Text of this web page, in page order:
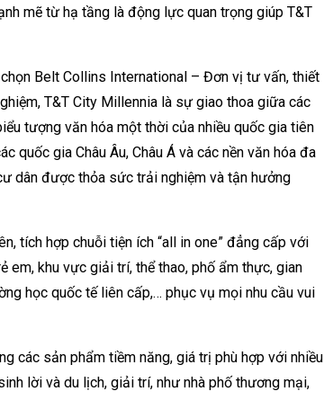
mẽ từ hạ tầng là động lực quan trọng giúp T&T
Belt Collins International – Đơn vị tư vấn, thiết
T&T City Millennia là sự giao thoa giữa các
tượng văn hóa một thời của nhiều quốc gia tiên
quốc gia Châu Âu, Châu Á và các nền văn hóa đa
dân được thỏa sức trải nghiệm và tận hưởng
tích hợp chuỗi tiện ích “all in one” đẳng cấp với
em, khu vực giải trí, thể thao, phố ẩm thực, gian
học quốc tế liên cấp,… phục vụ mọi nhu cầu vui
các sản phẩm tiềm năng, giá trị phù hợp với nhiều
lời và du lịch, giải trí, như nhà phố thương mại,